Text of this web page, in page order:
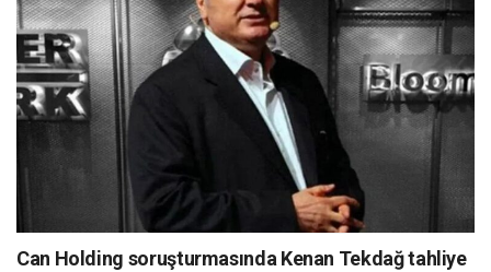
Can Holding soruşturmasında Kenan Tekdağ tahliye